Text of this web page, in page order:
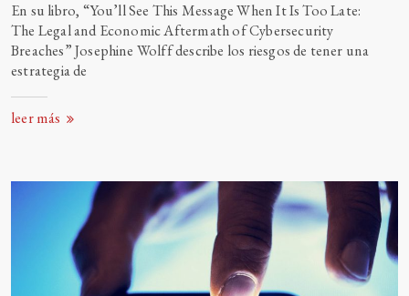
En su libro, “You’ll See This Message When It Is Too Late:
The Legal and Economic Aftermath of Cybersecurity
Breaches” Josephine Wolff describe los riesgos de tener una
estrategiade
leer más